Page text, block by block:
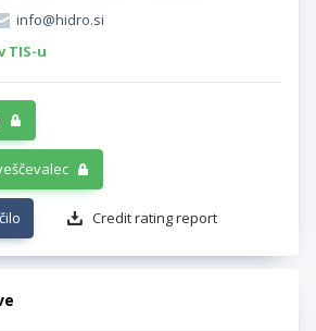
info@hidro.si
TIS-u
Credit rating report